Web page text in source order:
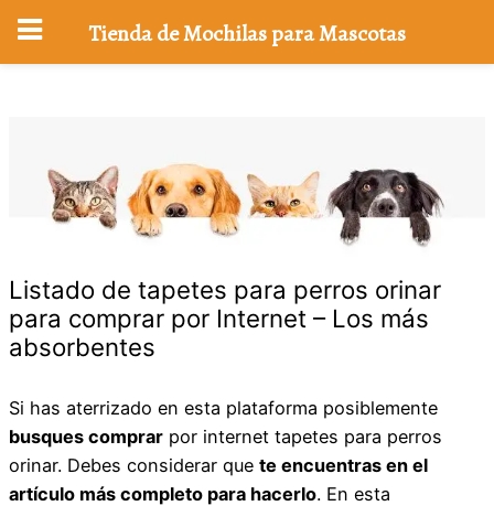
Listado de tapetes para perros orinar
para comprar por Internet – Los más
absorbentes
Si has aterrizado en esta plataforma posiblemente
busques comprar por internet tapetes para perros
orinar. Debes considerar que te encuentras en el
artículo más completo para hacerlo. En esta
Tienda de Mochilas para Mascotas